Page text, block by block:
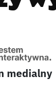
medialny